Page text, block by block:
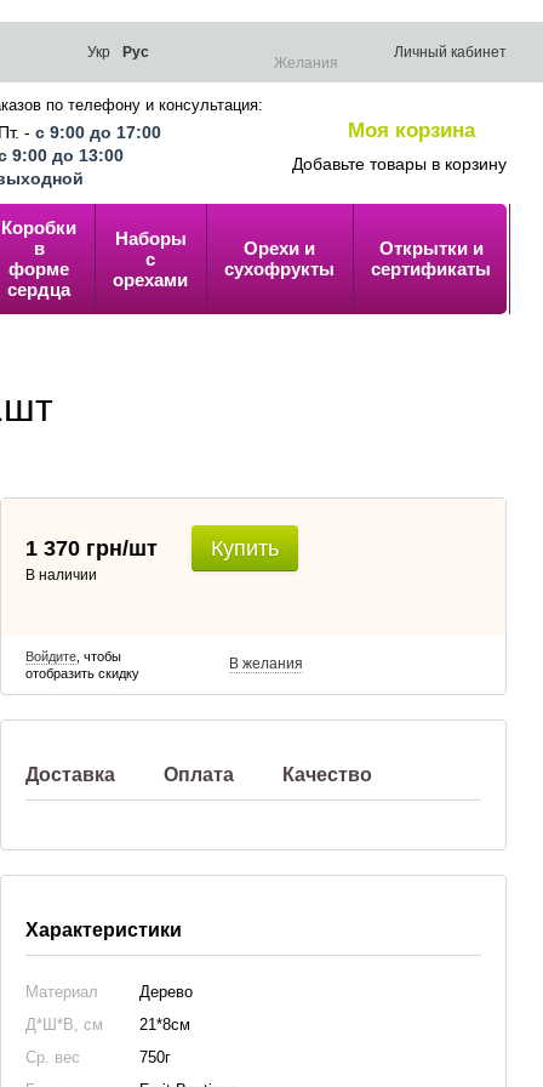
Укр Рус
Желания
Личный кабинет
по телефону и консультация:
-с 9:00 до 17:00
9:00 до 13:00
Моя корзина
Добавьте товары в корзину
Коробки
в
форме
сердца
Наборы
с
орехами
Орехи и
сухофрукты
Открытки и
сертификаты
1 370 грн/шт
В наличии
Купить
Войдите , чтобы
отобразить скидку
В желания
Доставка Оплата Качество
Характеристики
Материал
Дерево
Д*Ш*В, см
21*8см
Ср. вес
750г